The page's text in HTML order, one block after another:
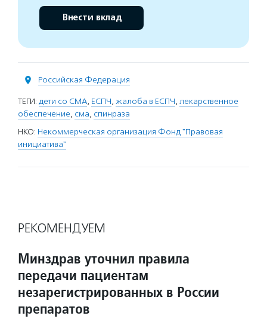
Внести вклад
Российская Федерация
ТЕГИ: дети со СМА, ЕСПЧ, жалоба в ЕСПЧ, лекарственное
обеспечение, сма, спинраза
НКО: Некоммерческая организация Фонд "Правовая
инициатива"
РЕКОМЕНДУЕМ
Минздрав уточнил правила
передачи пациентам
незарегистрированных в России
препаратов